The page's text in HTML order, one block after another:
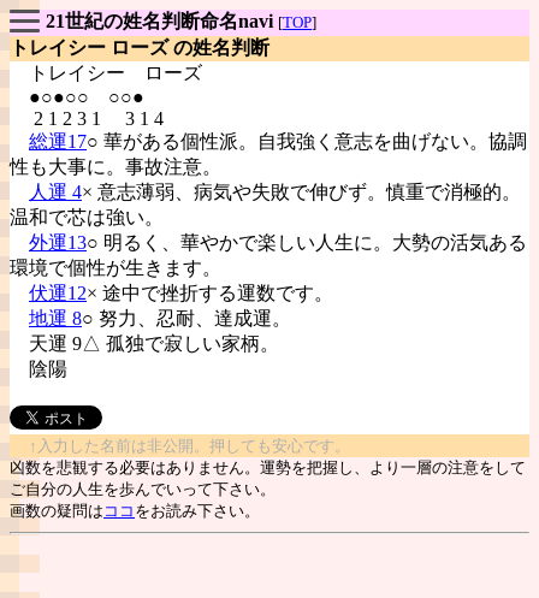
21世紀の姓名判断命名navi [TOP]
トレイシー ローズ の姓名判断
トレイシー
ローズ
●○●○○ ○○●
2 1 2 3 1 3 1 4
総運17○ 華がある個性派。自我強く意志を曲げない。協調
性も大事に。事故注意。
人運 4× 意志薄弱、病気や失敗で伸びず。慎重で消極的。
温和で芯は強い。
外運13○ 明るく、華やかで楽しい人生に。大勢の活気ある
環境で個性が生きます。
伏運12× 途中で挫折する運数です。
地運 8○ 努力、忍耐、達成運。
天運 9△ 孤独で寂しい家柄。
陰陽
↑入力した名前は非公開。押しても安心です。
凶数を悲観する必要はありません。運勢を把握し、より一層の注意をして
ご自分の人生を歩んでいって下さい。
画数の疑問は ココ をお読み下さい。